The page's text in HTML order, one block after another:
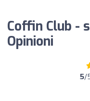
Coffin Club -
Opinioni
5/